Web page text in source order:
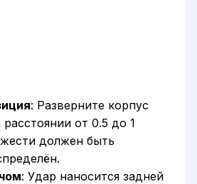
: Разверните корпус
от 0.5 до 1
должен быть
: Удар наносится задней